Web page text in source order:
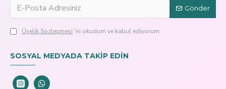
Gönder
Üyelik Sözleşmesi 'ni okudum ve kabul ediyorum.
SOSYAL MEDYADA TAKİP EDİN